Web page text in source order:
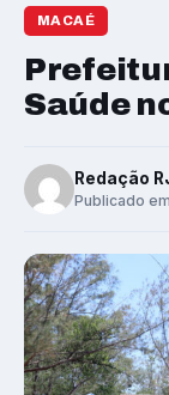
MACAÉ
Saúde
Redação
Publicado